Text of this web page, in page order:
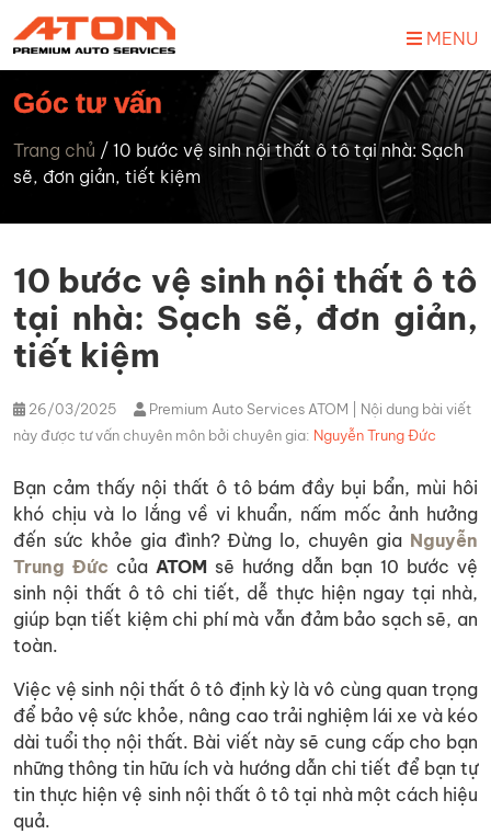
MENU
Góc tư vấn
Trang chủ / 10 bước vệ sinh nội thất ô tô tại nhà: Sạch
sẽ, đơn giản, tiết kiệm
10 bước vệ sinh nội thất ô tô
tại nhà: Sạch sẽ, đơn giản,
tiết kiệm
26/03/2025 Premium Auto Services ATOM
| Nội dung bài viết
này được tư vấn chuyên môn bởi chuyên gia: Nguyễn Trung Đức
Bạn cảm thấy nội thất ô tô bám đầy bụi bẩn, mùi hôi
khó chịu và lo lắng về vi khuẩn, nấm mốc ảnh hưởng
đến sức khỏe gia đình? Đừng lo, chuyên gia Nguyễn
Trung Đức của ATOM sẽ hướng dẫn bạn 10 bước vệ
sinh nội thất ô tô chi tiết, dễ thực hiện ngay tại nhà,
giúp bạn tiết kiệm chi phí mà vẫn đảm bảo sạch sẽ, an
toàn.
Việc vệ sinh nội thất ô tô định kỳ là vô cùng quan trọng
để bảo vệ sức khỏe, nâng cao trải nghiệm lái xe và kéo
dài tuổi thọ nội thất. Bài viết này sẽ cung cấp cho bạn
những thông tin hữu ích và hướng dẫn chi tiết để bạn tự
tin thực hiện vệ sinh nội thất ô tô tại nhà một cách hiệu
quả.